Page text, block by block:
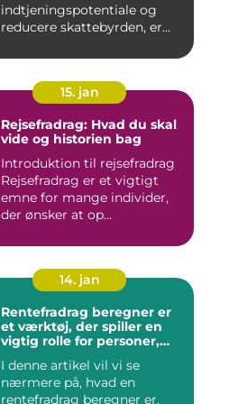
indtjeningspotentiale og
reducere skattebyrden, er
15. jan
Rejsefradrag: Hvad du skal
vide og historien bag
Introduktion til rejsefradrag
Rejsefradrag er et vigtigt
emne for mange individer,
der ønsker at op...
14. jan
Rentefradrag beregner er
et værktøj, der spiller en
vigtig rolle for personer,
optimere deres
skatteindberetning og få
mest muligt ud af de
I denne artikel vil vi se
nærmere på, hvad en
rentefradrag beregner er,